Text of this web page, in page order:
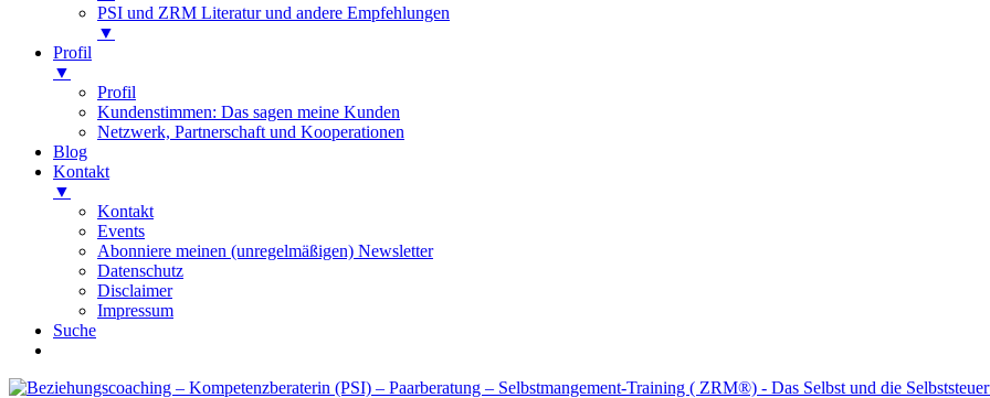
PSI und ZRM Literatur und andere Empfehlungen
▼
Profil
▼
Profil
Kundenstimmen: Das sagen meine Kunden
Netzwerk, Partnerschaft und Kooperationen
Blog
Kontakt
▼
Kontakt
Events
Abonniere meinen (unregelmäßigen) Newsletter
Datenschutz
Disclaimer
Impressum
Suche